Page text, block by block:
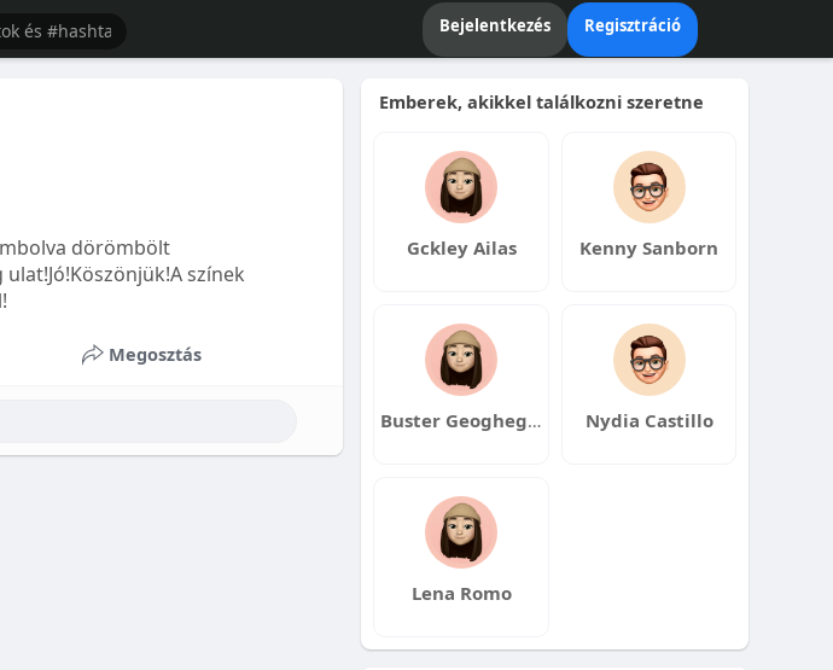
Bejelentkezés Regisztráció
dörömbölt
színek
Megosztás
Emberek, akikkel találkozni szeretne
Gckley Ailas Kenny Sanborn
Buster Geoghegan Nydia Castillo
Lena Romo